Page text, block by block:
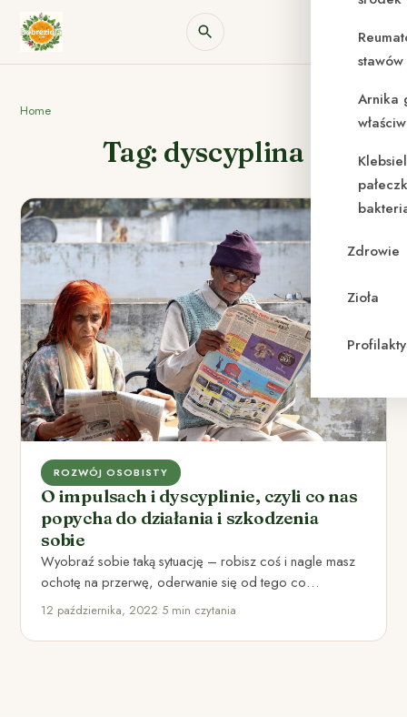
Arnika
Zdrowie
Zioła
Home
Tag: dyscyplina
ROZWÓJ OSOBISTY
O impulsach i dyscyplinie, czyli co nas
popycha do działania i szkodzenia
sobie
Wyobraź sobie taką sytuację – robisz coś i nagle masz
ochotę na przerwę, oderwanie się od tego co…
12 października, 2022•5 min czytania